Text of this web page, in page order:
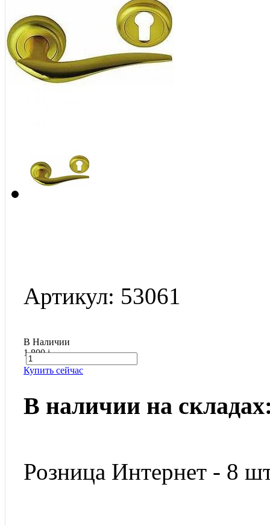
Артикул: 53061
В Наличии
1 800i
Купить сейчас
В наличии на
Розница Интернет - 8